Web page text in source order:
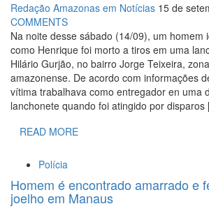
Redação Amazonas em Notícias 15 de
COMMENTS
Na noite desse sábado (14/09), um homem
como Henrique foi morto a tiros em uma
Hilário Gurjão, no bairro Jorge Teixeira,
amazonense. De acordo com informações
vítima trabalhava como entregador en uma
lanchonete quando foi atingido por
READ MORE
Polícia
Homem é encontrado amarrado e
joelho em Manaus